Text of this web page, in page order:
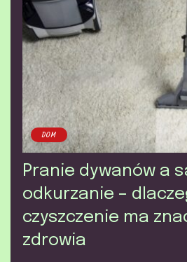
DOM
Pranie dywanów a
odkurzanie –
czyszczenie ma
zdrowia